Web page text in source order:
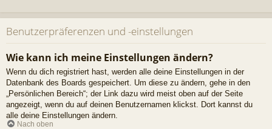
Benutzerpräferenzen und -einstellungen
Wie kann ich meine Einstellungen ändern?
Wenn du dich registriert hast, werden alle deine Einstellungen in der
Datenbank des Boards gespeichert. Um diese zu ändern, gehe in den
„Persönlichen Bereich“; der Link dazu wird meist oben auf der Seite
angezeigt, wenn du auf deinen Benutzernamen klickst. Dort kannst du
alle deine Einstellungen ändern.
Nach oben